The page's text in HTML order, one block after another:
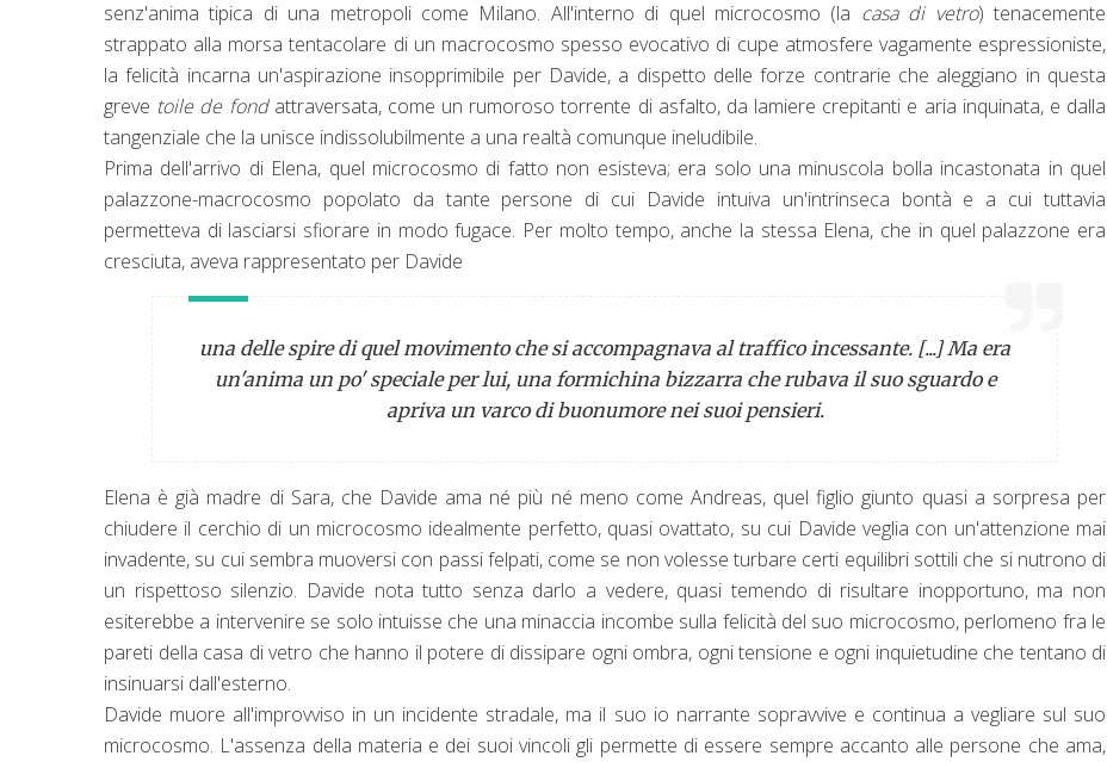
senz'anima tipica di una metropoli come Milano. All'interno di quel microcosmo (la casa di vetro) tenacemente
strappato alla morsa tentacolare di un macrocosmo spesso evocativo di cupe atmosfere vagamente espressioniste,
la felicità incarna un'aspirazione insopprimibile per Davide, a dispetto delle forze contrarie che aleggiano in questa
greve toile de fond attraversata, come un rumoroso torrente di asfalto, da lamiere crepitanti e aria inquinata, e dalla
tangenziale che la unisce indissolubilmente a una realtà comunque ineludibile.
Prima dell'arrivo di Elena, quel microcosmo di fatto non esisteva; era solo una minuscola bolla incastonata in quel
palazzone-macrocosmo popolato da tante persone di cui Davide intuiva un'intrinseca bontà e a cui tuttavia
permetteva di lasciarsi sfiorare in modo fugace. Per molto tempo, anche la stessa Elena, che in quel palazzone era
cresciuta, aveva rappresentato per Davide
una delle spire di quel movimento che si accompagnava al traffico incessante. [...] Ma era
un'anima un po' specialeper lui, una formichina bizzarra che rubava ilsuo sguardo e
apriva un varco di buonumore neisuoipensieri.
Elena è già madre di Sara, che Davide ama né più né meno come Andreas, quel figlio giunto quasi a sorpresa per
chiudere il cerchio di un microcosmo idealmente perfetto, quasi ovattato, su cui Davide veglia con un'attenzione mai
invadente, su cui sembra muoversi con passi felpati, come se non volesse turbare certi equilibri sottili che si nutrono di
un rispettoso silenzio. Davide nota tutto senza darlo a vedere, quasi temendo di risultare inopportuno, ma non
esiterebbe a intervenire se solo intuisse che una minaccia incombe sulla felicità del suo microcosmo, perlomeno fra le
pareti della casa di vetro che hanno il potere di dissipare ogni ombra, ogni tensione e ogni inquietudine che tentano di
insinuarsi dall'esterno.
Davide muore all'improvviso in un incidente stradale, ma il suo io narrante sopravvive e continua a vegliare sul suo
microcosmo. L'assenza della materia e dei suoi vincoli gli permette di essere sempre accanto alle persone che ama,